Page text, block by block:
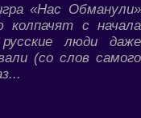
«Нас Обманули»
колпачят с начала
люди даже
(со слов самого